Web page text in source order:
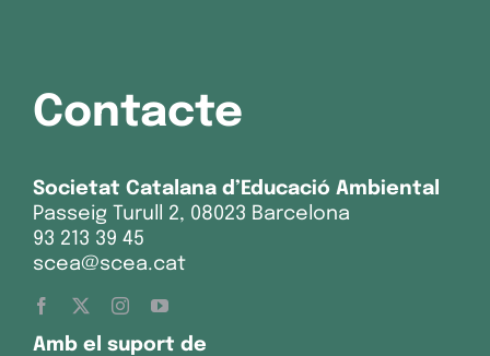
Contacte
Societat Catalana d’Educació Ambiental
Passeig Turull 2, 08023 Barcelona
93 213 39 45
scea@scea.cat
Amb el suport de